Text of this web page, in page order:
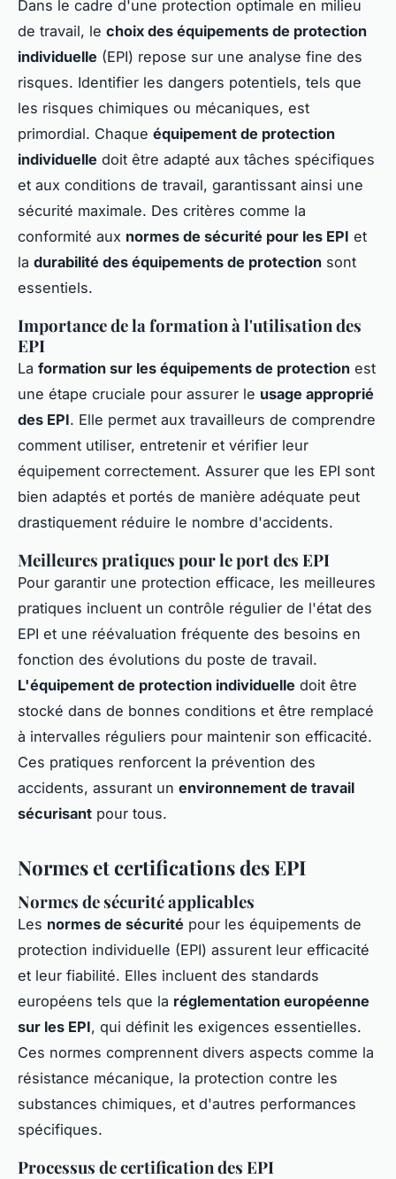
Dans le cadre d'une protection optimale en milieu
de travail, le choix des équipements de protection
individuelle (EPI) repose sur une analyse fine des
risques. Identifier les dangers potentiels, tels que
les risques chimiques ou mécaniques, est
primordial. Chaque équipement de protection
individuelle doit être adapté aux tâches spécifiques
et aux conditions de travail, garantissant ainsi une
sécurité maximale. Des critères comme la
conformité aux normes de sécurité pour les EPI et
la durabilité des équipements de protection sont
essentiels.
Importance de la formation à l'utilisation des
EPI
La formation sur les équipements de protection est
une étape cruciale pour assurer le usage approprié
des EPI. Elle permet aux travailleurs de comprendre
comment utiliser, entretenir et vérifier leur
équipement correctement. Assurer que les EPI sont
bien adaptés et portés de manière adéquate peut
drastiquement réduire le nombre d'accidents.
Meilleures pratiques pour le port des EPI
Pour garantir une protection efficace, les meilleures
pratiques incluent un contrôle régulier de l'état des
EPI et une réévaluation fréquente des besoins en
fonction des évolutions du poste de travail.
L'équipement de protection individuelle doit être
stocké dans de bonnes conditions et être remplacé
à intervalles réguliers pour maintenir son efficacité.
Ces pratiques renforcent la prévention des
accidents, assurant un environnement de travail
sécurisant pour tous.
Normes et certifications des EPI
Normes de sécurité applicables
Les normes de sécurité pour les équipements de
protection individuelle (EPI) assurent leur efficacité
et leur fiabilité. Elles incluent des standards
européens tels que la réglementation européenne
sur les EPI, qui définit les exigences essentielles.
Ces normes comprennent divers aspects comme la
résistance mécanique, la protection contre les
substances chimiques, et d'autres performances
spécifiques.
Processus de certification des EPI